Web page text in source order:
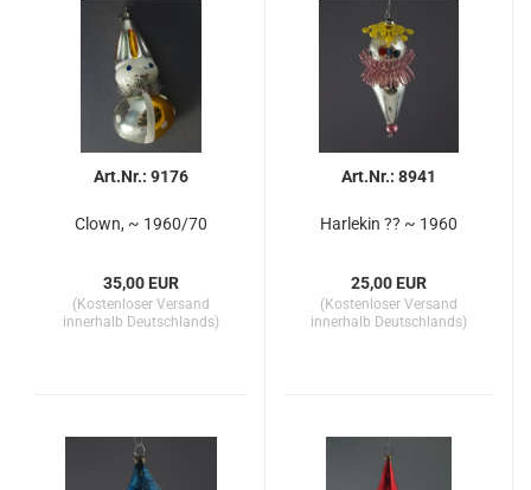
Art.Nr.: 9176
Clown, ~ 1960/70
35,00 EUR
(Kostenloser Versand
innerhalb Deutschlands)
Art.Nr.: 8941
Harlekin ?? ~ 1960
25,00 EUR
(Kostenloser Versand
innerhalb Deutschlands)